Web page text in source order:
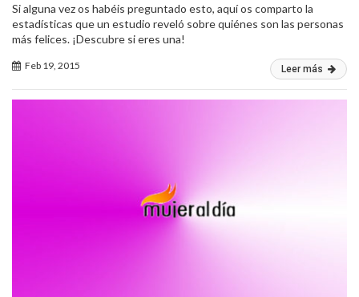
Si alguna vez os habéis preguntado esto, aquí os comparto la
estadísticas que un estudio reveló sobre quiénes son las personas
más felices. ¡Descubre si eres una!
Feb 19, 2015 Leer más